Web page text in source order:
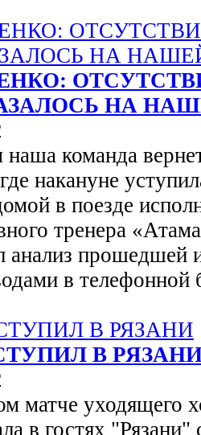
НА
наша команда
накануне
в поезде
тренера
анализ прошедшей
в телефонной
В
матче уходящего
в гостях